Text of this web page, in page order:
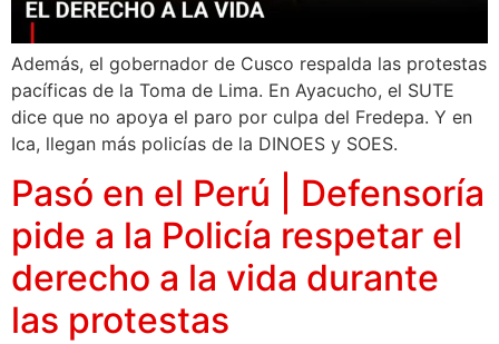
Además, el gobernador de Cusco respalda las protestas
pacíficas de la Toma de Lima. En Ayacucho, el SUTE
dice que no apoya el paro por culpa del Fredepa. Y en
Ica, llegan más policías de la DINOES y SOES.
Pasó en el Perú | Defensoría
pide a la Policía respetar el
derecho a la vida durante
las protestas